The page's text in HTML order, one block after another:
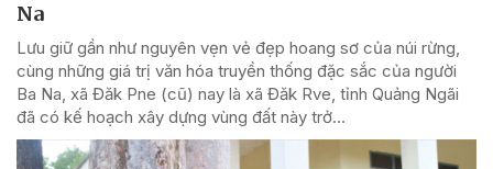
Na
Lưu giữ gần như nguyên vẹn vẻ đẹp hoang sơ của núi rừng,
cùng những giá trị văn hóa truyền thống đặc sắc của người
Ba Na, xã Đăk Pne (cũ) nay là xã Đăk Rve, tỉnh Quảng Ngãi
đã có kế hoạch xây dựng vùng đất này trở...